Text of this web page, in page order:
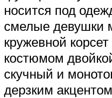
носится под
смелые девушки
кружевной
костюмом
скучный и
дерзким